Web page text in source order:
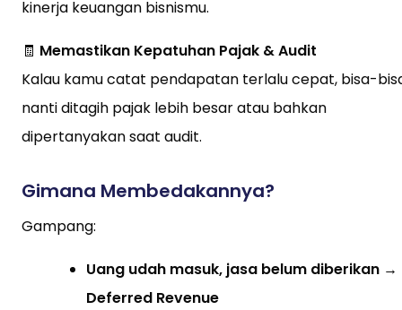
kinerja keuangan bisnismu.
🧾 Memastikan Kepatuhan Pajak & Audit
Kalau kamu catat pendapatan terlalu cepat, bisa-
nanti ditagih pajak lebih besar atau bahkan
dipertanyakan saat audit.
Gimana Membedakannya?
Gampang:
Uang udah masuk, jasa belum diberikan →
Deferred Revenue